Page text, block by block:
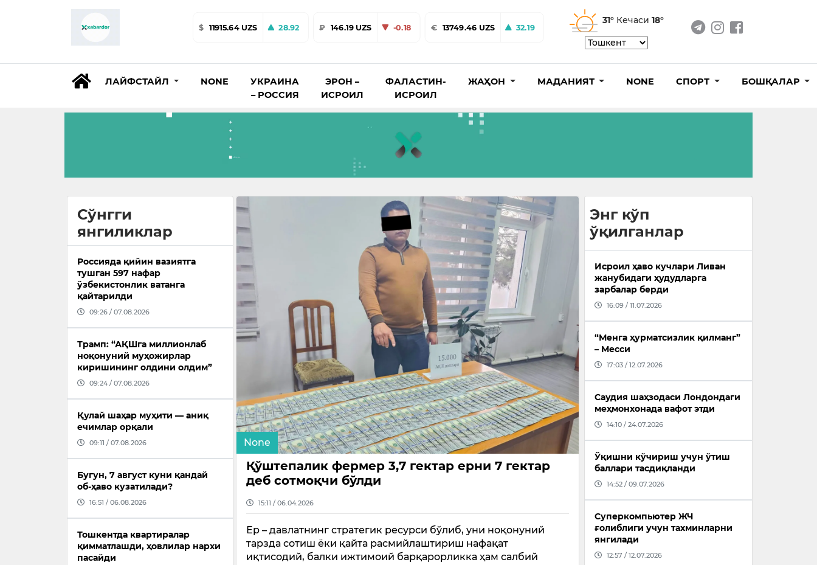
$ 11915.64 UZS 28.92 ₽ 146.19 UZS -0.18 € 13749.46 UZS 32.19
31° Кечаси 18°
ЛАЙФСТАЙЛ NONE
УКРАИНА
– РОССИЯ
ЭРОН –
ИСРОИЛ
ФАЛАСТИН-
ИСРОИЛ
ЖАҲОН МАДАНИЯТ NONE СПОРТ БОШҚАЛАР
Сўнгги
янгиликлар
Россияда қийин вазиятга
тушган 597 нафар
ўзбекистонлик ватанга
қайтарилди
09:26 / 07.08.2026
Трамп: “АҚШга миллионлаб
ноқонуний муҳожирлар
киришининг олдини олдим”
09:24 / 07.08.2026
Қулай шаҳар муҳити — аниқ
ечимлар орқали
09:11 / 07.08.2026
Бугун, 7 август куни қандай
об-ҳаво кузатилади?
16:51 / 06.08.2026
Тошкентда квартиралар
қимматлашди, ҳовлилар нархи
пасайди
None
Қўштепалик фермер 3,7 гектар ерни 7 гектар
деб сотмоқчи бўлди
15:11 / 06.04.2026
Ер – давлатнинг стратегик ресурси бўлиб, уни ноқонуний
тарзда сотиш ёки қайта расмийлаштириш нафақат
иқтисодий, балки ижтимоий барқарорликка ҳам салбий
Энг кўп
ўқилганлар
Исроил ҳаво кучлари Ливан
жанубидаги ҳудудларга
зарбалар берди
16:09 / 11.07.2026
“Менга ҳурматсизлик қилманг”
– Месси
17:03 / 12.07.2026
Саудия шаҳзодаси Лондондаги
меҳмонхонада вафот этди
14:10 / 24.07.2026
Ўқишни кўчириш учун ўтиш
баллари тасдиқланди
14:52 / 09.07.2026
Суперкомпьютер ЖЧ
ғолиблиги учун тахминларни
янгилади
12:57 / 12.07.2026